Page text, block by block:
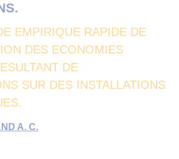
EMPIRIQUE RAPIDE DE
DES ECONOMIES
DE
SUR DES INSTALLATIONS
A. C.